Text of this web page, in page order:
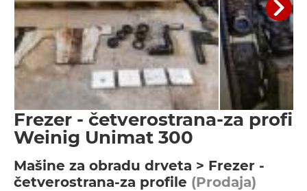
Frezer - četverostrana-za
Weinig Unimat 300
Мašine za obradu drveta > Frezer -
četverostrana-za profile (Prodaja)